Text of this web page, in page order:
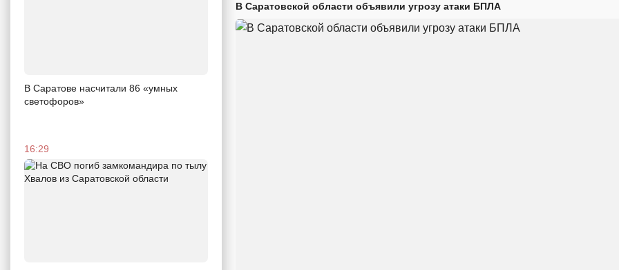
В Саратове насчитали 86 «умных
светофоров»
16:29
В Саратовской области объявили угрозу атаки БПЛА